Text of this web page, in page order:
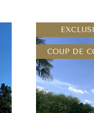
COUP DE